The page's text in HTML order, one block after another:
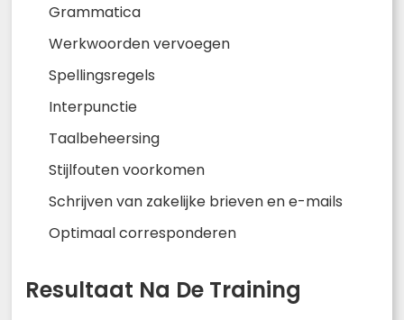
Grammatica
Werkwoorden vervoegen
Spellingsregels
Interpunctie
Taalbeheersing
Stijlfouten voorkomen
Schrijven van zakelijke brieven en e-mails
Optimaal corresponderen
Resultaat Na De Training